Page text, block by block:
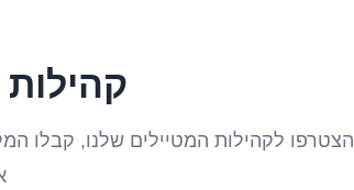
הצטרפו לקהילות המטיילים שלנו, קבלו